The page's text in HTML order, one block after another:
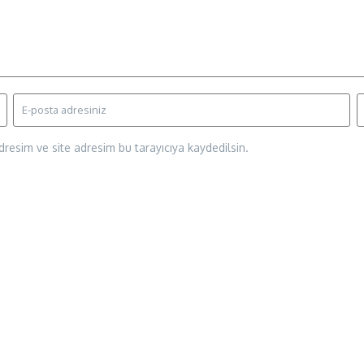
ve site adresim bu tarayıcıya kaydedilsin.